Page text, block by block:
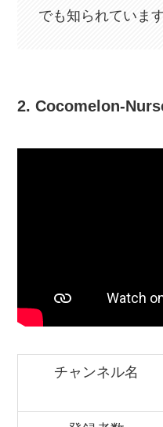
でも知られています
2. Cocomelon-
チャンネル名